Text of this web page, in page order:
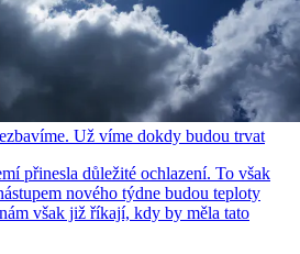
Už víme dokdy budou trvat
přinesla důležité ochlazení. To však
nového týdne budou teploty
však již říkají, kdy by měla tato